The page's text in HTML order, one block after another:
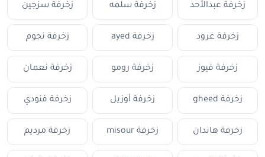
زخرفة عبدالأحد زخرفة سلمه زخرفة سزجين
زخرفة غرود زخرفة ayed زخرفة نجوم
زخرفة فيوز زخرفة رومو زخرفة نعمان
زخرفة gheed زخرفة أوزيل زخرفة فنودي
زخرفة هاندان زخرفة misour زخرفة مرديم